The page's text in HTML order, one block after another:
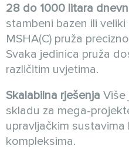
28 do 1000 litara
stambeni bazen ili
MSHA(C) pruža
Svaka jedinica pruža
različitim uvjetima.
Skalabilna rješenja Više
skladu za mega-
upravljačkim sustavima
kompleksima.